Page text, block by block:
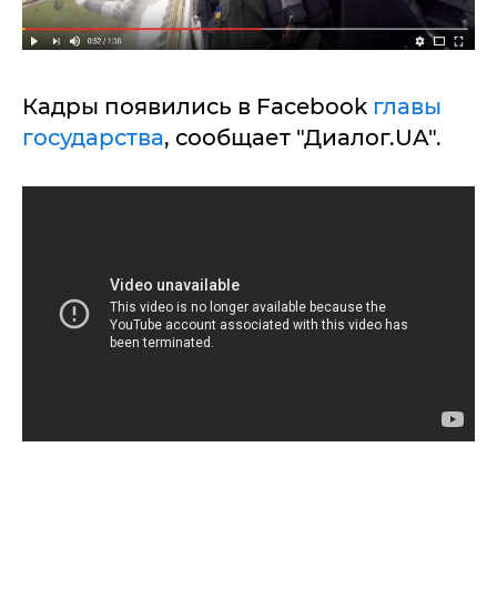
Кадры появились в Facebook главы
государства, сообщает "Диалог.UA".